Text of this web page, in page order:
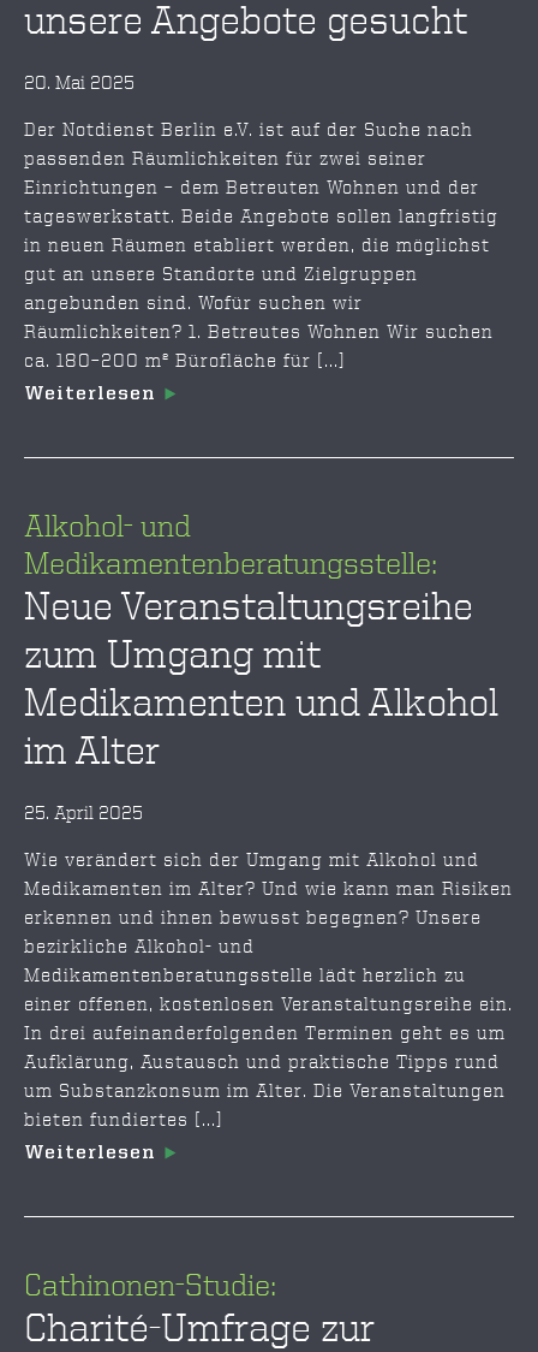
unsere Angebote gesucht
20. Mai 2025
Der Notdienst Berlin e.V. ist auf der Suche nach
passenden Räumlichkeiten für zwei seiner
Einrichtungen – dem Betreuten Wohnen und der
tageswerkstatt. Beide Angebote sollen langfristig
in neuen Räumen etabliert werden, die möglichst
gut an unsere Standorte und Zielgruppen
angebunden sind. Wofür suchen wir
Räumlichkeiten? 1. Betreutes Wohnen Wir suchen
ca. 180–200 m² Bürofläche für [...]
Weiterlesen
Alkohol- und
Medikamentenberatungsstelle:
Neue Veranstaltungsreihe
zum Umgang mit
Medikamenten und Alkohol
im Alter
25. April 2025
Wie verändert sich der Umgang mit Alkohol und
Medikamenten im Alter? Und wie kann man Risiken
erkennen und ihnen bewusst begegnen? Unsere
bezirkliche Alkohol- und
Medikamentenberatungsstelle lädt herzlich zu
einer offenen, kostenlosen Veranstaltungsreihe ein.
In drei aufeinanderfolgenden Terminen geht es um
Aufklärung, Austausch und praktische Tipps rund
um Substanzkonsum im Alter. Die Veranstaltungen
bieten fundiertes [...]
Weiterlesen
Cathinonen-Studie:
Charité-Umfrage zur